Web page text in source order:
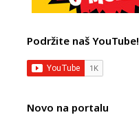
Podržite naš YouTube!
Novo na portalu